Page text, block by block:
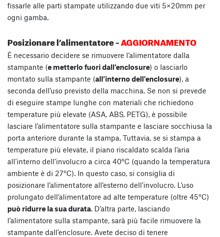
fissarle alle parti stampate utilizzando due viti 5×20mm per
ogni gamba.
Posizionare l’alimentatore –AGGIORNAMENTO
È necessario decidere se rimuovere l’alimentatore dalla
stampante (e metterlo fuori dall’enclosure) o lasciarlo
montato sulla stampante (all’interno dell’enclosure), a
seconda dell’uso previsto della macchina. Se non si prevede
di eseguire stampe lunghe con materiali che richiedono
temperature più elevate (ASA, ABS, PETG), è possibile
lasciare l’alimentatore sulla stampante e lasciare socchiusa la
porta anteriore durante la stampa. Tuttavia, se si stampa a
temperature più elevate, il piano riscaldato scalda l’aria
all’interno dell’involucro a circa 40°C (quando la temperatura
ambiente è di 27°C). In questo caso, si consiglia di
posizionare l’alimentatore all’esterno dell’involucro. L’uso
prolungato dell’alimentatore ad alte temperature (oltre 45°C)
può ridurre la sua durata. D’altra parte, lasciando
l’alimentatore sulla stampante, sarà più facile rimuovere la
stampante dall’enclosure. Avete deciso di tenere